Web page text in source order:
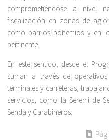
comprometiéndose a nivel
fiscalización en zonas de
como barrios bohemios y en
pertinente.
En este sentido, desde el
suman a través de
terminales y carreteras,
servicios, como la Seremi de
Senda y Carabineros.